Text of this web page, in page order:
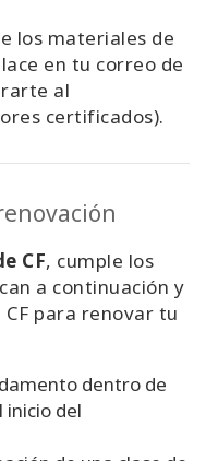
los materiales de
en tu correo de
al
certificados).
CF, cumple los
a continuación y
para renovar tu
dentro de
inicio del